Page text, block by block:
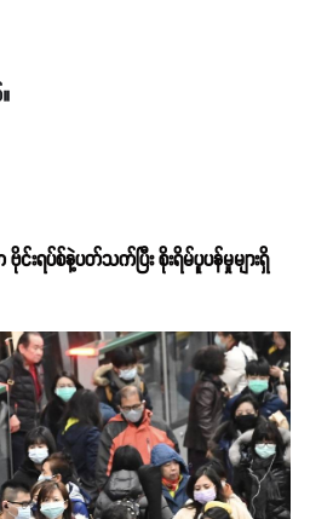
းရပ်စ်နဲ့ပတ်သက်ပြီး စိုးရိမ်ပူပန်မှုများရှိ